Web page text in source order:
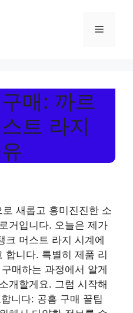
Menu
매: 까르
트 라지
새롭고 흥미진진한 소
거입니다. 오늘은 제가
크 머스트 라지 시계에
합니다. 특별히 제품 리
매하는 과정에서 알게
개할게요. 그럼 시작해
니다: 공홈 구매 꿀팁